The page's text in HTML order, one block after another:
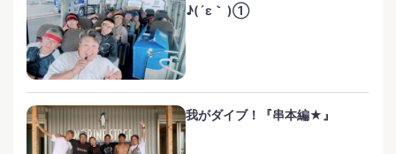
♪(´ε｀ )①
我がダイブ！『串本編★』